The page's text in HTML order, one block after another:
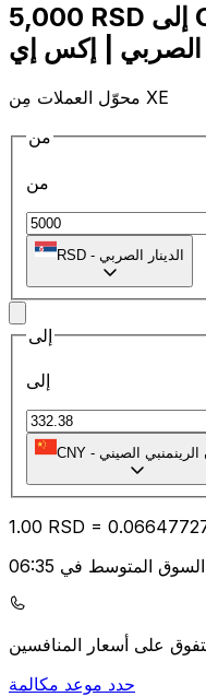
5,000 RSD إلى CNY | حوِّل - إلى عملات
محوّل العملات مِن XE
من
من
RSD - الدينار الصربي
إلى
إلى
CNY - الرينمنبي الصيني
1.00 RSD = 0.06
حدد موعد مكالمة